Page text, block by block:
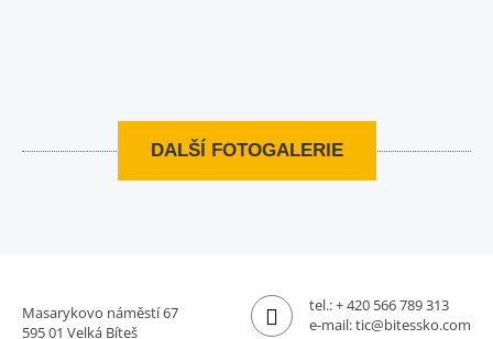
DALŠÍ FOTOGALERIE
Masarykovo náměstí 67
595 01 Velká Bíteš
tel.:+ 420 566 789 313
e-mail:tic@bitessko.com